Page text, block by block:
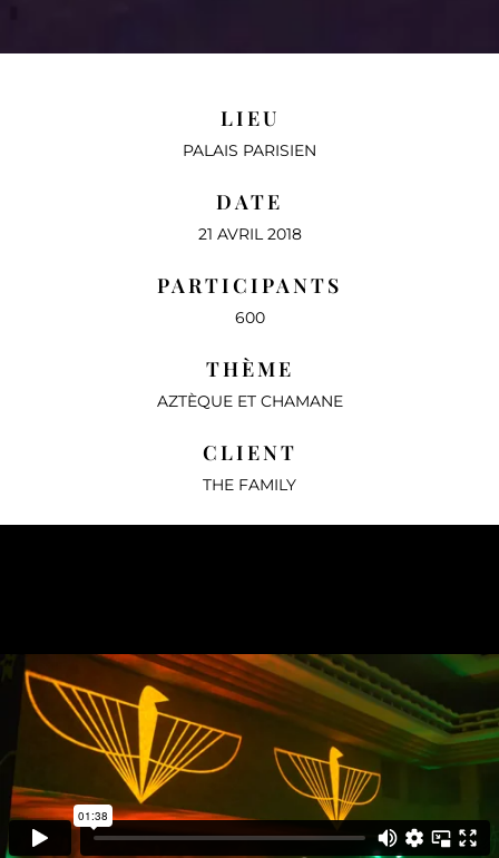
LIEU
PALAIS PARISIEN
DATE
21 AVRIL 2018
PARTICIPANTS
600
THÈME
AZTÈQUE ET CHAMANE
CLIENT
THE FAMILY